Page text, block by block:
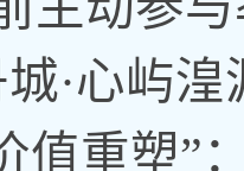
·心屿
值重塑”